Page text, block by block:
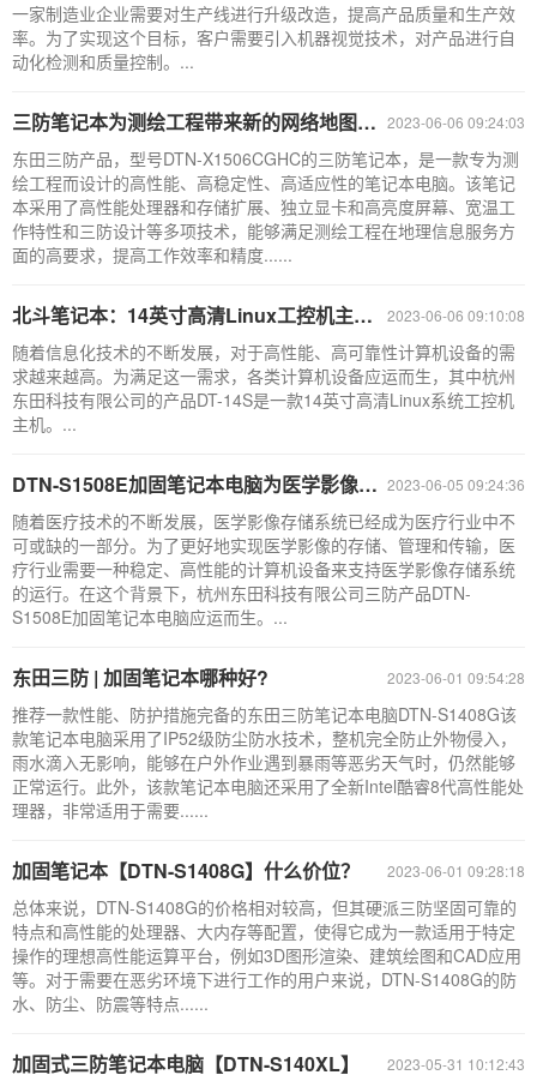
一家制造业企业需要对生产线进行升级改造，提高产品质量和生产效
率。为了实现这个目标，客户需要引入机器视觉技术，对产品进行自
动化检测和质量控制。...
2023-06-06 09:24:03
三防笔记本为测绘工程带来新的网络地图服务体验
东田三防产品，型号DTN-X1506CGHC的三防笔记本，是一款专为测
绘工程而设计的高性能、高稳定性、高适应性的笔记本电脑。该笔记
本采用了高性能处理器和存储扩展、独立显卡和高亮度屏幕、宽温工
作特性和三防设计等多项技术，能够满足测绘工程在地理信息服务方
面的高要求，提高工作效率和精度......
2023-06-06 09:10:08
北斗笔记本：14英寸高清Linux工控机主机系统DT-14S
随着信息化技术的不断发展，对于高性能、高可靠性计算机设备的需
求越来越高。为满足这一需求，各类计算机设备应运而生，其中杭州
东田科技有限公司的产品DT-14S是一款14英寸高清Linux系统工控机
主机。...
2023-06-05 09:24:36
DTN-S1508E加固笔记本电脑为医学影像存储系统提供高性能支持
随着医疗技术的不断发展，医学影像存储系统已经成为医疗行业中不
可或缺的一部分。为了更好地实现医学影像的存储、管理和传输，医
疗行业需要一种稳定、高性能的计算机设备来支持医学影像存储系统
的运行。在这个背景下，杭州东田科技有限公司三防产品DTN-
S1508E加固笔记本电脑应运而生。...
2023-06-01 09:54:28
东田三防 | 加固笔记本哪种好?
推荐一款性能、防护措施完备的东田三防笔记本电脑DTN-S1408G该
款笔记本电脑采用了IP52级防尘防水技术，整机完全防止外物侵入，
雨水滴入无影响，能够在户外作业遇到暴雨等恶劣天气时，仍然能够
正常运行。此外，该款笔记本电脑还采用了全新Intel酷睿8代高性能处
理器，非常适用于需要......
2023-06-01 09:28:18
加固笔记本【DTN-S1408G】什么价位？
总体来说，DTN-S1408G的价格相对较高，但其硬派三防坚固可靠的
特点和高性能的处理器、大内存等配置，使得它成为一款适用于特定
操作的理想高性能运算平台，例如3D图形渲染、建筑绘图和CAD应用
等。对于需要在恶劣环境下进行工作的用户来说，DTN-S1408G的防
水、防尘、防震等特点......
2023-05-31 10:12:43
加固式三防笔记本电脑【DTN-S140XL】